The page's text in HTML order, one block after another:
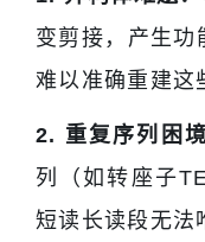
变剪接，产生功
难以准确重建这
2. 重复序列困
列（如转座子
短读长读段无法